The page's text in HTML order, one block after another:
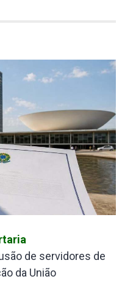
de servidores de
da União